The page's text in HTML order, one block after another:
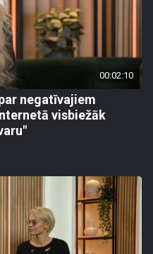
00:02:10
negatīvajiem
visbiežāk